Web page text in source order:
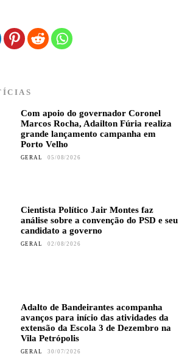
Com apoio do governador Coronel
Marcos Rocha, Adailton Fúria realiza
grande lançamento campanha em
Porto Velho
GERAL 05/08/2026
Cientista Político Jair Montes faz
análise sobre a convenção do PSD e seu
candidato a governo
GERAL 02/08/2026
Adalto de Bandeirantes acompanha
avanços para início das atividades da
extensão da Escola 3 de Dezembro na
Vila Petrópolis
GERAL 30/07/2026